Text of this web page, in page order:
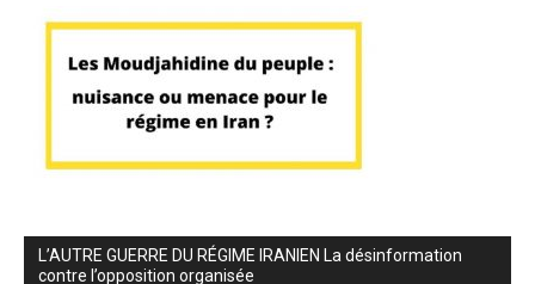
L’AUTRE GUERRE DU RÉGIME IRANIEN La désinformation
contre l’opposition organisée